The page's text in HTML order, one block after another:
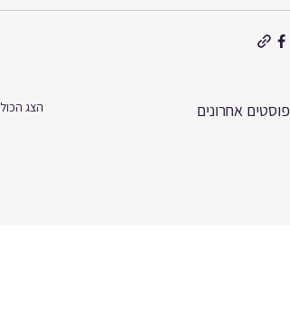
פוסטים אחרונים הצג הכול